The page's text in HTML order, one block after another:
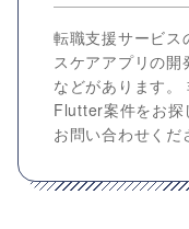
転職支援サービス
スケアアプリの開
などがあります。
Flutter案件をお探
お問い合わせくだ